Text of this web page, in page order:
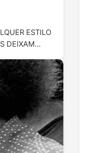
ESTILO
DEIXAM…